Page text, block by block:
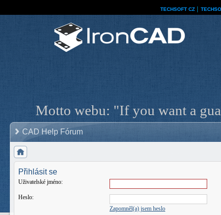
TECHSOFT CZ
Motto webu: "If you want a
CAD Help Fórum
Přihlásit se
Uživatelské jméno:
Heslo:
Zapomněl(a) jsem heslo